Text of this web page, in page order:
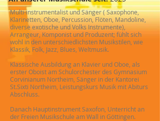
Multi-instrumentalist und Sänger ( Saxophone,
Klarinetten, Oboe, Percussion, Flöten, Mandoline,
diverse exotische und Volks Instrumente),
Arrangeur, Komponist und Produzent; fühlt sich
wohl in den unterschiedlichsten Musikstilen, wie
Klassik, Folk, Jazz, Blues, Weltmusik.
Klassische Ausbildung an Klavier und Oboe, als
erster Oboist am Schulorchester des Gymnasium
Corvinianum Northeim, Sänger in der Kantorei
St.Sixti Northeim, Leistungskurs Musik mit Abiturs
Abschluss.
Danach Hauptinstrument Saxofon, Unterricht an
der Freien Musikschule am Wall in Göttingen.